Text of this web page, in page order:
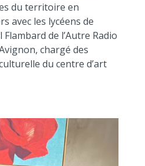
du territoire en
avec les lycéens de
de l’Autre Radio
chargé des
du centre d’art